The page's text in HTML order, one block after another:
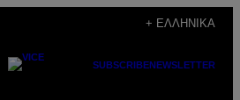
+ ΕΛΛΗΝΙΚΆ
SUBSCRIBENEWSLETTER